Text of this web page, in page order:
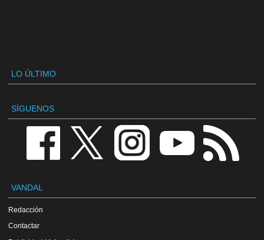
LO ÚLTIMO
SÍGUENOS
VANDAL
Redacción
Contactar